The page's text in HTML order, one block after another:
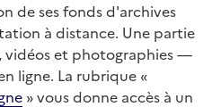
de ses fonds d'archives
à distance. Une partie
et photographies —
ligne. La rubrique «
» vous donne accès à un